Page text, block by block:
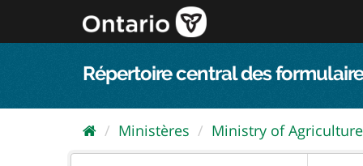
au
Répertoire central des
Ministères Ministry of